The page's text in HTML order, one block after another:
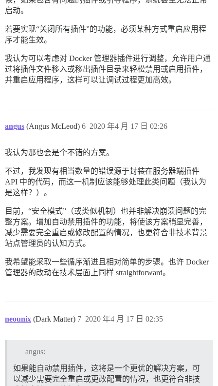
启动。
若要实现“关闭所有插件”的功能，必须某种方式重启应用程
序才能生效。
我认为可以考虑对 Docker 管理器插件进行调整，允许用户通
过将插件文件移入或移出插件目录来轻松禁用或启用插件，
并重启应用程序，这样可以让调试过程更加高效。
angus (Angus McLeod) 2020 年4 月 17 日 02:26
6
我认为那也会是个不错的方案。
不过，我发现有相当数量的错误源于封装在服务器端插件
API 中的代码，而这一机制应该能够处理此类问题（我认为
是这样？）。
目前，“安全模式”（或类似机制）也并非解决崩溃问题的完
整方案。增加自动禁用插件的功能，将使该方案稍显完善，
减少需要完全重启或修改配置的情况，也更符合非技术背景
站点管理员的认知方式。
我希望能采取一些循序渐进且相对简单的步骤。也许 Docker
管理器的改动在技术层面上同样 straightforward。
neounix (Dark Matter) 2020 年4 月 17 日 02:35
7
angus:
如果能自动禁用插件，这将是一个更优的解决方案，可
以减少需要完全重启或更改配置的情况，也更符合非技